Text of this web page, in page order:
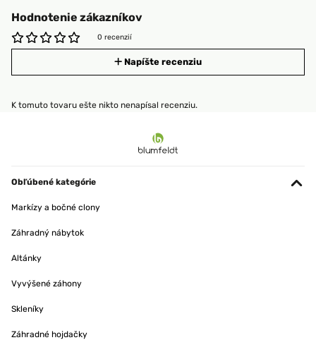
Hodnotenie zákazníkov
0 recenzií
Napíšte recenziu
K tomuto tovaru ešte nikto nenapísal recenziu.
Obľúbené kategórie
Markízy a bočné clony
Záhradný nábytok
Altánky
Vyvýšené záhony
Skleníky
Záhradné hojdačky